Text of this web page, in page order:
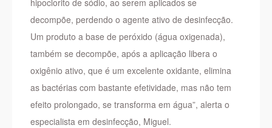
decompõe, perdendo o agente ativo de desinfecção.
Um produto a base de peróxido (água oxigenada),
também se decompõe, após a aplicação libera o
oxigênio ativo, que é um excelente oxidante, elimina
as bactérias com bastante efetividade, mas não tem
efeito prolongado, se transforma em água”, alerta o
especialista em desinfecção, Miguel.